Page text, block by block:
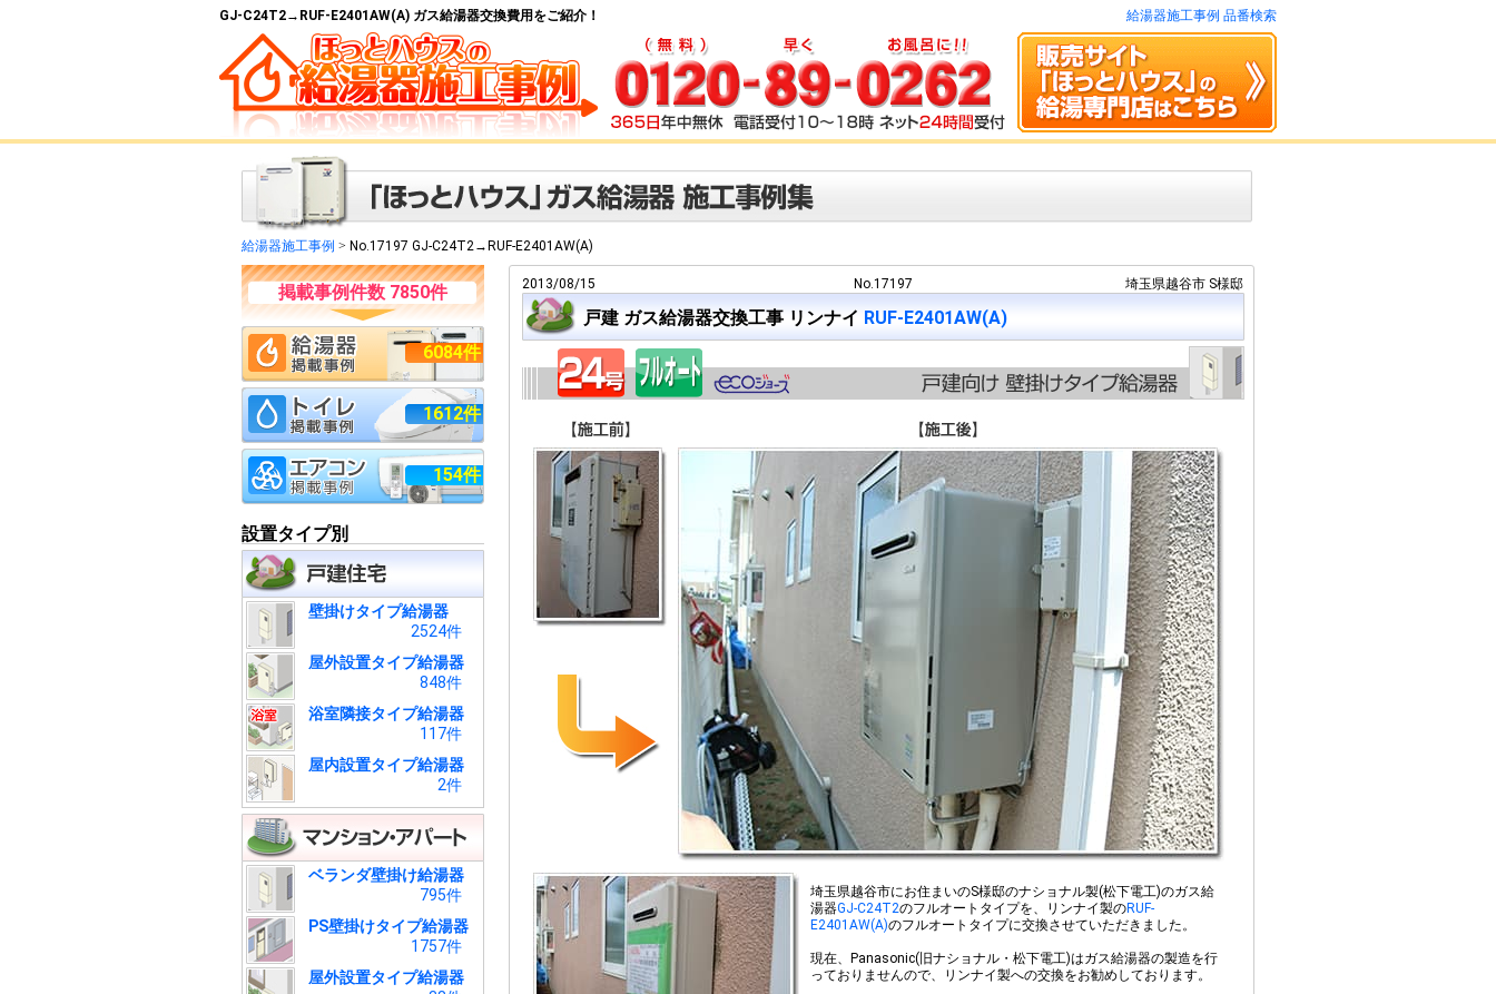
GJ-C24T2→RUF-E2401AW(A) ガス給湯器交換費用をご紹介！ 給湯器施工事例 品番検索
給湯器施工事例 > No.17197 GJ-C24T2→RUF-E2401AW(A)
掲載事例件数 7850件
6084件
1612件
154件
設置タイプ別
壁掛けタイプ給湯器
2524件
屋外設置タイプ給湯器
848件
浴室隣接タイプ給湯器
117件
屋内設置タイプ給湯器
2件
ベランダ壁掛け給湯器
795件
PS壁掛けタイプ給湯器
1757件
屋外設置タイプ給湯器
2013/08/15 No.17197 埼玉県越谷市 S様邸
戸建 ガス給湯器交換工事 リンナイ RUF-E2401AW(A)
埼玉県越谷市にお住まいのS様邸のナショナル製(松下電工)のガス給
湯器GJ-C24T2のフルオートタイプを、リンナイ製のRUF-
E2401AW(A)のフルオートタイプに交換させていただきました。
現在、Panasonic(旧ナショナル・松下電工)はガス給湯器の製造を行
っておりませんので、リンナイ製への交換をお勧めしております。